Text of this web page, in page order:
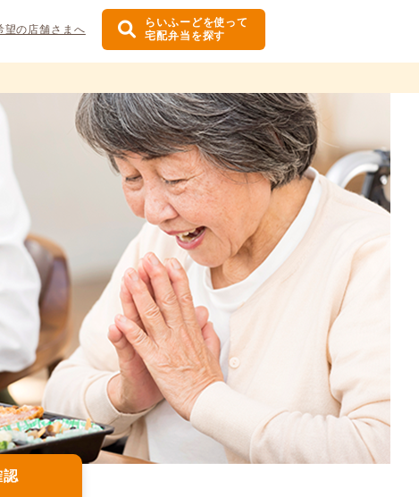
望の店舗さまへ
らいふーどを使って
宅配弁当を探す
認